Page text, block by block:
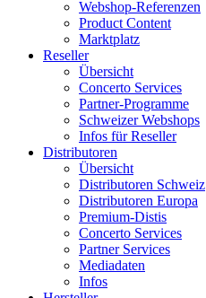
Webshop-Referenzen
Product Content
Marktplatz
Reseller
Übersicht
Concerto Services
Partner-Programme
Schweizer Webshops
Infos für Reseller
Distributoren
Übersicht
Distributoren Schweiz
Distributoren Europa
Premium-Distis
Concerto Services
Partner Services
Mediadaten
Infos